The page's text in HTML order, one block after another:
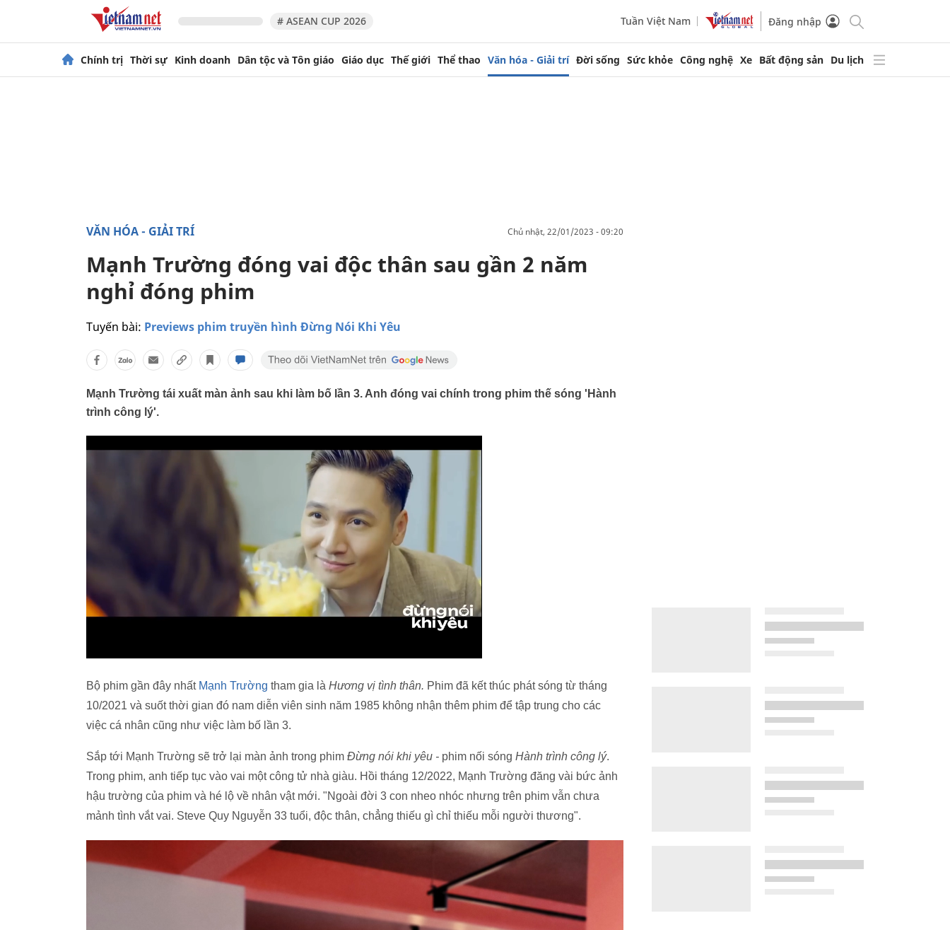
# ASEAN CUP 2026 Tuần Việt Nam Đăng nhập
Chính trị Thời sự Kinh doanh Dân tộc và Tôn giáo Giáo dục Thế giới Thể thao Văn hóa - Giải trí Đời sống Sức khỏe Công nghệ Xe Bất động sản Du lịch
VĂN HÓA - GIẢI TRÍ chủ nhật, 22/01/2023 - 09:20
Mạnh Trường đóng vai độc thân sau gần 2 năm
nghỉ đóng phim
Tuyến bài: Previews phim truyền hình Đừng Nói Khi Yêu
Mạnh Trường tái xuất màn ảnh sau khi làm bố lần 3. Anh đóng vai chính trong phim thế sóng 'Hành
trình công lý'.
Bộ phim gần đây nhất Mạnh Trường tham gia là Hương vị tình thân. Phim đã kết thúc phát sóng từ tháng
10/2021 và suốt thời gian đó nam diễn viên sinh năm 1985 không nhận thêm phim để tập trung cho các
việc cá nhân cũng như việc làm bố lần 3.
Sắp tới Mạnh Trường sẽ trở lại màn ảnh trong phim Đừng nói khi yêu - phim nối sóng Hành trình công lý.
Trong phim, anh tiếp tục vào vai một công tử nhà giàu. Hồi tháng 12/2022, Mạnh Trường đăng vài bức ảnh
hậu trường của phim và hé lộ về nhân vật mới. "Ngoài đời 3 con nheo nhóc nhưng trên phim vẫn chưa
mảnh tình vắt vai. Steve Quy Nguyễn 33 tuổi, độc thân, chẳng thiếu gì chỉ thiếu mỗi người thương".